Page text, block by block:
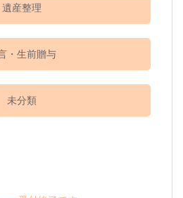
遺産整理
・生前贈与
未分類